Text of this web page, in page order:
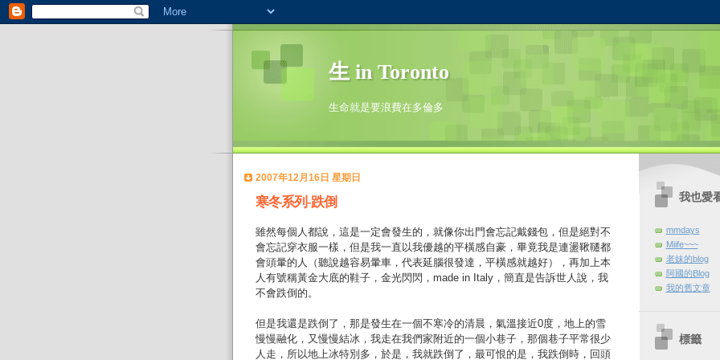
生 in Toronto
生命就是要浪費在多倫多
2007年12月16日 星期日
寒冬系列-跌倒
雖然每個人都說，這是一定會發生的，就像你出門會忘記戴錢包，但是絕對不
會忘記穿衣服一樣，但是我一直以我優越的平橫感自豪，畢竟我是連盪鞦韆都
會頭暈的人（聽說越容易暈車，代表延腦很發達，平橫感就越好），再加上本
人有號稱黃金大底的鞋子，金光閃閃，made in Italy，簡直是告訴世人說，我
不會跌倒的。
但是我還是跌倒了，那是發生在一個不寒冷的清晨，氣溫接近0度，地上的雪
慢慢融化，又慢慢結冰，我走在我們家附近的一個小巷子，那個巷子平常很少
人走，所以地上冰特別多，於是，我就跌倒了，最可恨的是，我跌倒時，回頭
我也愛
mmdays
Miife~~~
老妹的blog
阿國的Blog
我的舊文章
標籤